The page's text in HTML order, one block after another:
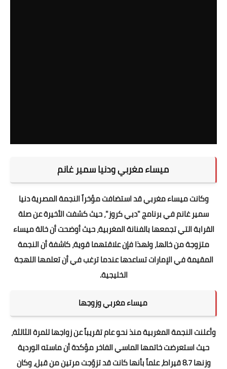
ميساء مغربي ودنيا سمير غانم
وكانت ميساء مغربي قد استضافت مؤخراً النجمة المصرية دنيا
سمير غانم في برنامج "دبي كروز"، حيث كشفت الأخيرة عن صلة
القرابة التي تجمعها بالفنانة المغربية، حيث أوضحت أن خالة ميساء
متزوجة من خالها، ولهذا فإن علاقتهما قوية، كاشفة أن النجمة
المقيمة في الإمارات تساعدها عندما ترغب في أن تعلمها اللهجة
الخليجية.
ميساء مغربي وزوجها
وأعلنت النجمة المغربية منذ نحو عام تقريباً عن زواجها للمرة الثالثة،
حيث استعرضت خاتمها الماسي الفاخر مؤكدة أن ماسته الوردية
وزنها 8.7 قيراط، علماً بأنها كانت قد تزوّجت مرتين من قبل، وكان